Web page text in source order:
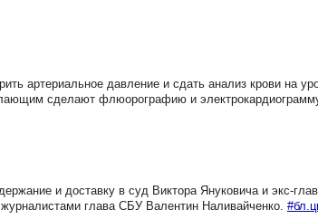
артериальное давление и сдать анализ крови на
сделают флюорографию и
и доставку в суд Виктора Януковича и экс-
глава СБУ Валентин Наливайченко.